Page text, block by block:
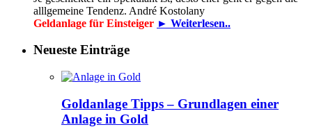
alllgemeine Tendenz. André Kostolany
Geldanlage für Einsteiger ► Weiterlesen..
Neueste Einträge
Goldanlage Tipps – Grundlagen einer
Anlage in Gold